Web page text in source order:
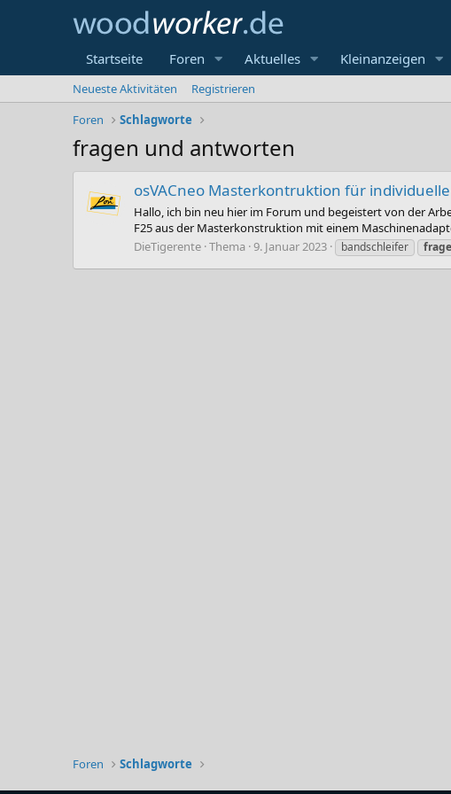
Startseite Foren Aktuelles Kleinanzeigen
Neueste Aktivitäten
Registrieren
Foren
Schlagworte
fragen und antworten
osVACneo Masterkontruktion für
Hallo, ich bin neu hier im Forum und begeistert von der
F25 aus der Masterkonstruktion mit einem
DieTigerente Thema 9. Januar 2023 bandschleifer
Foren Schlagworte